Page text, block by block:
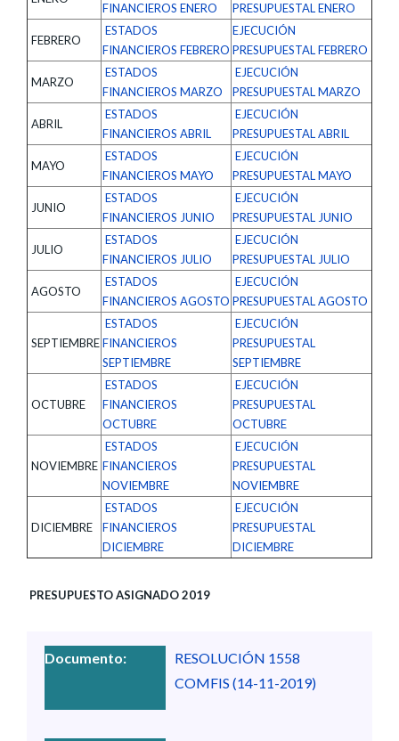
FINANCIEROS ENERO PRESUPUESTAL ENERO
FEBRERO
ESTADOS
FINANCIEROS FEBRERO
EJECUCIÓN
PRESUPUESTAL FEBRERO
MARZO
ESTADOS
FINANCIEROS MARZO
EJECUCIÓN
PRESUPUESTAL MARZO
ABRIL
ESTADOS
FINANCIEROS ABRIL
EJECUCIÓN
PRESUPUESTAL ABRIL
MAYO
ESTADOS
FINANCIEROS MAYO
EJECUCIÓN
PRESUPUESTAL MAYO
JUNIO
ESTADOS
FINANCIEROS JUNIO
EJECUCIÓN
PRESUPUESTAL JUNIO
JULIO
ESTADOS
FINANCIEROS JULIO
EJECUCIÓN
PRESUPUESTAL JULIO
AGOSTO
ESTADOS
FINANCIEROS AGOSTO
EJECUCIÓN
PRESUPUESTAL AGOSTO
SEPTIEMBRE
ESTADOS
FINANCIEROS
SEPTIEMBRE
EJECUCIÓN
PRESUPUESTAL
SEPTIEMBRE
OCTUBRE
ESTADOS
FINANCIEROS
OCTUBRE
EJECUCIÓN
PRESUPUESTAL
OCTUBRE
NOVIEMBRE
ESTADOS
FINANCIEROS
NOVIEMBRE
EJECUCIÓN
PRESUPUESTAL
NOVIEMBRE
DICIEMBRE
ESTADOS
FINANCIEROS
DICIEMBRE
EJECUCIÓN
PRESUPUESTAL
DICIEMBRE
PRESUPUESTO ASIGNADO 2019
RESOLUCIÓN 1558
COMFIS (14-11-2019)